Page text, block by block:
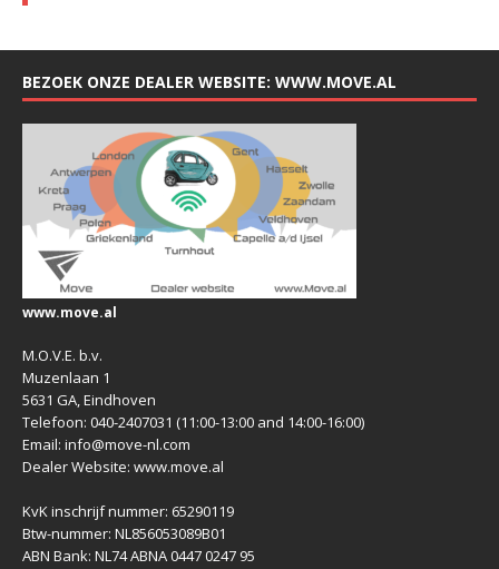
BEZOEK ONZE DEALER WEBSITE: WWW.MOVE.AL
www.move.al
M.O.V.E. b.v.
Muzenlaan 1
5631 GA, Eindhoven
Telefoon: 040-2407031 (11:00-13:00 and 14:00-16:00)
Email: info@move-nl.com
Dealer Website: www.move.al
KvK inschrijf nummer: 65290119
Btw-nummer: NL856053089B01
ABN Bank: NL74 ABNA 0447 0247 95